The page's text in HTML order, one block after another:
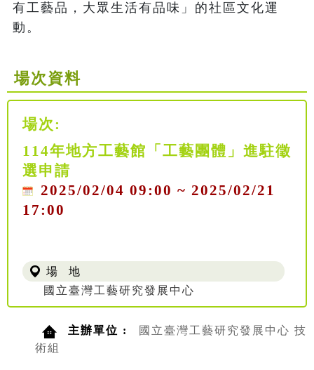
有工藝品，大眾生活有品味」的社區文化運
動。
場次資料
場次:
114年地方工藝館「工藝團體」進駐徵
選申請
2025/02/04 09:00 ~ 2025/02/21
17:00
場 地
國立臺灣工藝研究發展中心
主辦單位 :
國立臺灣工藝研究發展中心 技
術組